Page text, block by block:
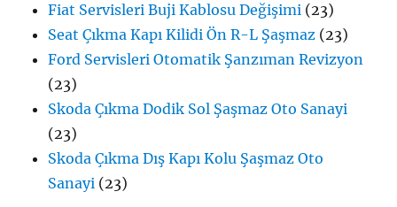
Fiat Servisleri Buji Kablosu Değişimi (23)
Seat Çıkma Kapı Kilidi Ön R-L Şaşmaz (23)
Ford Servisleri Otomatik Şanzıman Revizyon
(23)
Skoda Çıkma Dodik Sol Şaşmaz Oto Sanayi
(23)
Skoda Çıkma Dış Kapı Kolu Şaşmaz Oto
Sanayi (23)